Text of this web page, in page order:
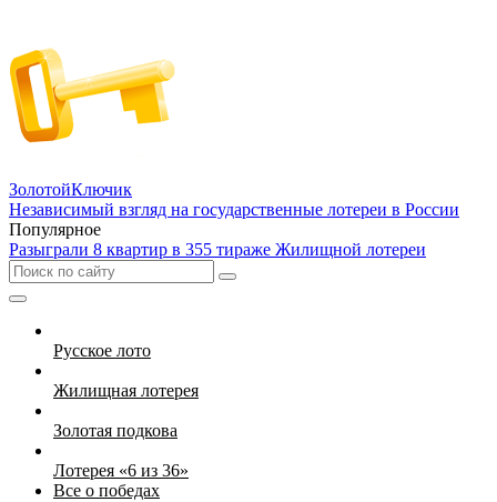
ЗолотойКлючик
Независимый взгляд на государственные лотереи в России
Популярное
Разыграли 8 квартир в 355 тираже Жилищной лотереи
Русское лото
Жилищная лотерея
Золотая подкова
Лотерея «6 из 36»
Все о победах